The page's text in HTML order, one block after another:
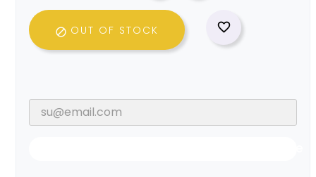
 OUT OF STOCK 